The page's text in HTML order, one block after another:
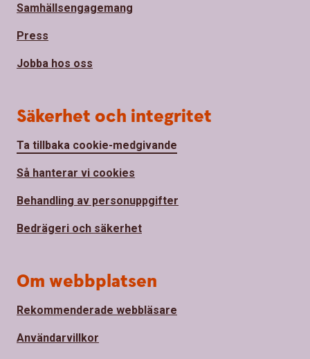
Samhällsengagemang
Press
Jobba hos oss
Säkerhet och integritet
Ta tillbaka cookie-medgivande
Så hanterar vi cookies
Behandling av personuppgifter
Bedrägeri och säkerhet
Om webbplatsen
Rekommenderade webbläsare
Användarvillkor